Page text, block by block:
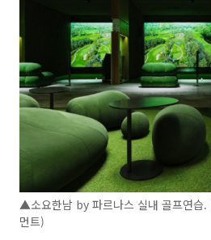
▲소요한남 by 파르나스 실내 골프연습.
먼트)